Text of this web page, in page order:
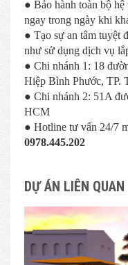
● Bảo hành toàn bộ
ngay trong ngày khi
● Tạo sự an tâm tuyệt
như sử dụng dịch vụ
● Chi nhánh 1: 18
Hiệp Bình Phước, TP.
● Chi nhánh 2: 51A
HCM
● Hotline tư vấn 24/7
0978.445.202
DỰ ÁN LIÊN QUAN